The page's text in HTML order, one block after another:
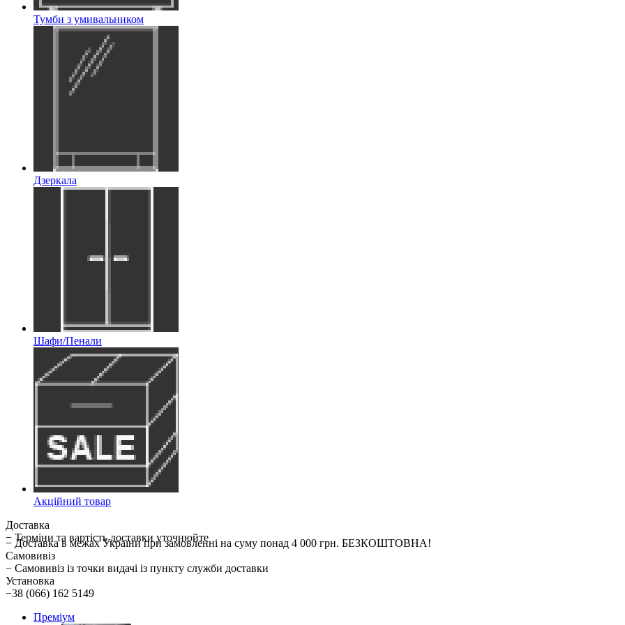
Тумби з умивальником
Дзеркала
Шафи/Пенали
Акційний товар
Доставка
− Терміни та вартість доставки уточнюйте
− Доставка в межах України при замовленні на суму понад 4 000 грн. БЕЗКОШТОВНА!
Самовивіз
− Самовивіз із точки видачі із пункту служби доставки
Установка
−38 (066) 162 5149
Преміум